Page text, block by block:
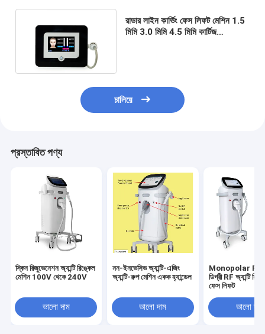
রাডার লাইন কার্ভিং ফেস লিফট মেশিন 1.5
মিমি 3.0 মিমি 4.5 মিমি কার্টিজ
চালিয়ে
প্রস্তাবিত পণ্য
স্কিন রিজুভেনেশন অ্যান্টি রিঙ্কেল
মেশিন 100V থেকে 240V
ভালো দাম
নন-ইনভেসিভ অ্যান্টি-এজিং
অ্যান্টি-রুপ মেশিন একক হ্যান্ডেল
ভালো দাম
Monopolar RF
ডিগ্রী RF অ্যান্টি
ফেস লিফট
ভালো দাম